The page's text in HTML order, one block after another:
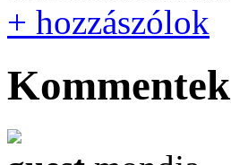
+ hozzászólok
Kommentek